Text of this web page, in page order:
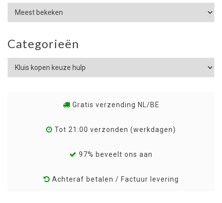
Categorieën
Gratis verzending NL/BE
Tot 21:00 verzonden (werkdagen)
97% beveelt ons aan
Achteraf betalen / Factuur levering